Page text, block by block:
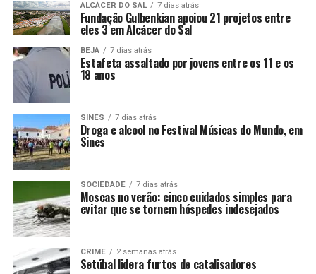
ALCÁCER DO SAL 7 dias atrás
Fundação Gulbenkian apoiou 21 projetos entre
eles 3 em Alcácer do Sal
BEJA 7 dias atrás
Estafeta assaltado por jovens entre os 11 e os
18 anos
SINES 7 dias atrás
Droga e alcool no Festival Músicas do Mundo, em
Sines
SOCIEDADE 7 dias atrás
Moscas no verão: cinco cuidados simples para
evitar que se tornem hóspedes indesejados
CRIME 2 semanas atrás
Setúbal lidera furtos de catalisadores